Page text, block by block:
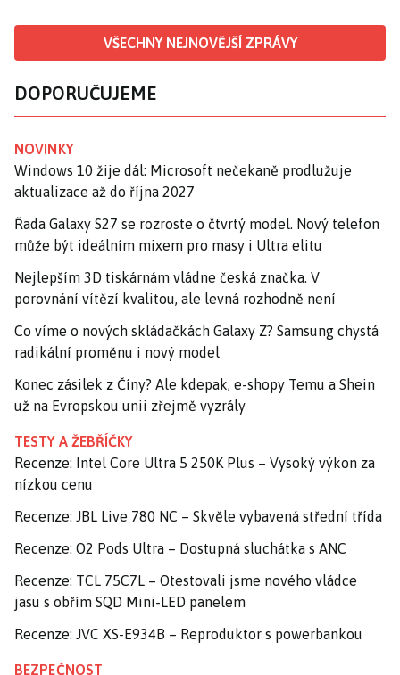
VŠECHNY NEJNOVĚJŠÍ ZPRÁVY
DOPORUČUJEME
NOVINKY
Windows 10 žije dál: Microsoft nečekaně prodlužuje
aktualizace až do října 2027
Řada Galaxy S27 se rozroste o čtvrtý model. Nový telefon
může být ideálním mixem pro masy i Ultra elitu
Nejlepším 3D tiskárnám vládne česká značka. V
porovnání vítězí kvalitou, ale levná rozhodně není
Co víme o nových skládačkách Galaxy Z? Samsung chystá
radikální proměnu i nový model
Konec zásilek z Číny? Ale kdepak, e-shopy Temu a Shein
už na Evropskou unii zřejmě vyzrály
TESTY A ŽEBŘÍČKY
Recenze: Intel Core Ultra 5 250K Plus – Vysoký výkon za
nízkou cenu
Recenze: JBL Live 780 NC – Skvěle vybavená střední třída
Recenze: O2 Pods Ultra – Dostupná sluchátka s ANC
Recenze: TCL 75C7L – Otestovali jsme nového vládce
jasu s obřím SQD Mini-LED panelem
Recenze: JVC XS-E934B – Reproduktor s powerbankou
BEZPEČNOST